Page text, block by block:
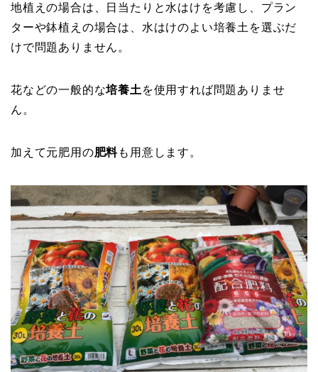
地植えの場合は、日当たりと水はけを考慮し、プラン
ターや鉢植えの場合は、水はけのよい培養土を選ぶだ
けで問題ありません。
花などの一般的な培養土 を使用すれば問題ありませ
ん。
加えて元肥用の肥料も用意します。